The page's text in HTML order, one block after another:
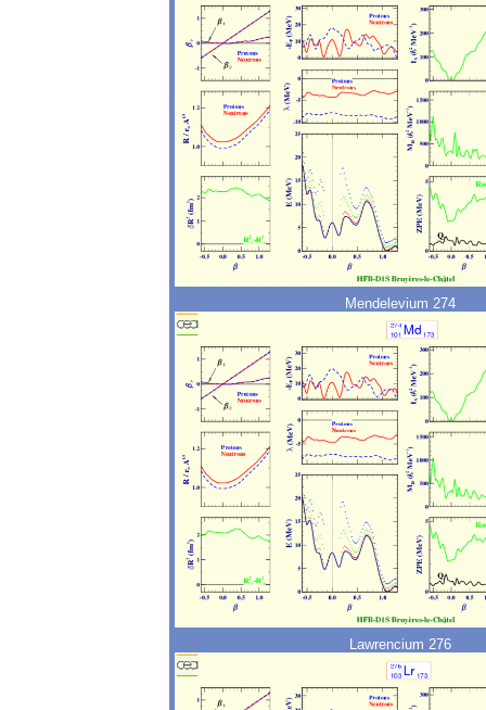
Mendelevium 274
Lawrencium 276